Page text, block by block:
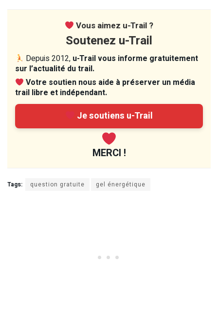
Vous aimez u-Trail ?
Soutenez u-Trail
Depuis 2012, u-Trail vous informe gratuitement
sur l’actualité du trail.
Votre soutien nous aide à préserver un média
trail libre et indépendant.
Je soutiens u-Trail
MERCI !
Tags: question gratuite gel énergétique